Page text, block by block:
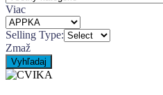
Viac
Selling Type:
Zmaž
Vyhľadaj